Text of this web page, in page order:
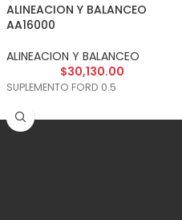
ALINEACION Y BALANCEO
AA16000
ALINEACION Y BALANCEO
$30,130.00
SUPLEMENTO FORD 0.5